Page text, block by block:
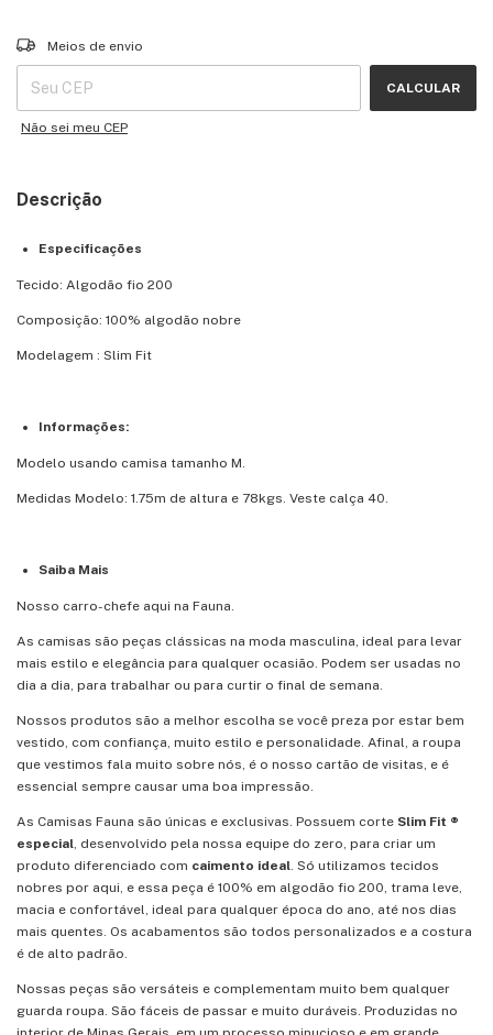
Entregas para o CEP:
Meios de envio
CALCULAR
Não sei meu CEP
Descrição
Especificações
Tecido: Algodão fio 200
Composição: 100% algodão nobre
Modelagem : Slim Fit
Informações:
Modelo usando camisa tamanho M.
Medidas Modelo: 1.75m de altura e 78kgs. Veste calça 40.
Saiba Mais
Nosso carro-chefe aqui na Fauna.
As camisas são peças clássicas na moda masculina, ideal para levar
mais estilo e elegância para qualquer ocasião. Podem ser usadas no
dia a dia, para trabalhar ou para curtir o final de semana.
Nossos produtos são a melhor escolha se você preza por estar bem
vestido, com confiança, muito estilo e personalidade. Afinal, a roupa
que vestimos fala muito sobre nós, é o nosso cartão de visitas, e é
essencial sempre causar uma boa impressão.
As Camisas Fauna são únicas e exclusivas. Possuem corte Slim Fit ®
especial, desenvolvido pela nossa equipe do zero, para criar um
produto diferenciado com caimento ideal. Só utilizamos tecidos
nobres por aqui, e essa peça é 100% em algodão fio 200, trama leve,
macia e confortável, ideal para qualquer época do ano, até nos dias
mais quentes. Os acabamentos são todos personalizados e a costura
é de alto padrão.
Nossas peças são versáteis e complementam muito bem qualquer
guarda roupa. São fáceis de passar e muito duráveis. Produzidas no